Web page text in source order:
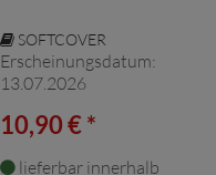
SOFTCOVER
Erscheinungsdatum:
13.07.2026
10,90 € *
lieferbar innerhalb